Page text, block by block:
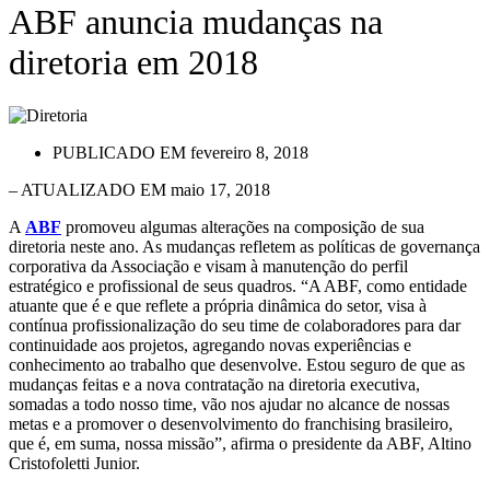
ABF anuncia mudanças na
diretoria em 2018
PUBLICADO EM fevereiro 8, 2018
– ATUALIZADO EM maio 17, 2018
A ABF promoveu algumas alterações na composição de sua
diretoria neste ano. As mudanças refletem as políticas de governança
corporativa da Associação e visam à manutenção do perfil
estratégico e profissional de seus quadros. “A ABF, como entidade
atuante que é e que reflete a própria dinâmica do setor, visa à
contínua profissionalização do seu time de colaboradores para dar
continuidade aos projetos, agregando novas experiências e
conhecimento ao trabalho que desenvolve. Estou seguro de que as
mudanças feitas e a nova contratação na diretoria executiva,
somadas a todo nosso time, vão nos ajudar no alcance de nossas
metas e a promover o desenvolvimento do franchising brasileiro,
que é, em suma, nossa missão”, afirma o presidente da ABF, Altino
Cristofoletti Junior.